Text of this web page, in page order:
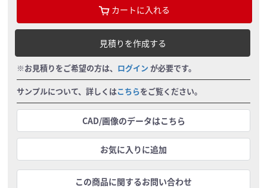
カートに入れる
見積りを作成する
※お見積りをご希望の方は、 ログイン が必要です。
サンプルについて、詳しくはこちらをご覧ください。
CAD/画像のデータはこちら
お気に入りに追加
この商品に関するお問い合わせ